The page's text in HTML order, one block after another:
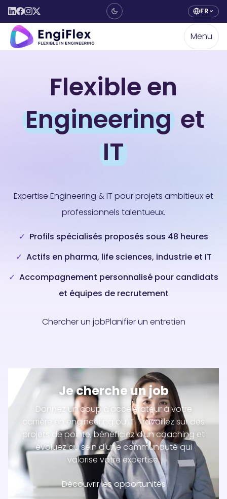
FR
Menu
Flexible en
Engineeringet
IT
Expertise Engineering & IT pour projets ambitieux et
professionnels talentueux.
Profils spécialisés proposés sous 48 heures
Actifs en pharma, life sciences, industrie et IT
Accompagnement personnalisé pour candidats
et équipes de recrutement
Chercher un jobPlanifier un entretien
Je cherche un job
Donnez un coup d'accélérateur à votre
carrière en engineering ou IT. Travaillez sur des
projets de pointe, bénéficiez d'un coaching et
évoluez au sein d'une communauté qui
valorise votre expertise.
Découvrir les opportunités